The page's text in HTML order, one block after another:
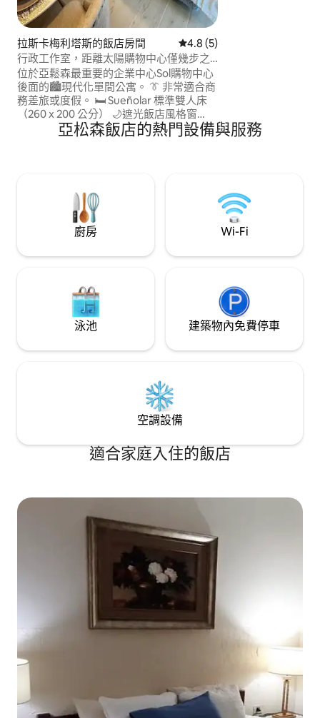
拉斯卡梅利塔斯的飯店房間 從 5 則評價中獲得 4.8 的平均
4.8 (5)
行政工作室，距離太陽購物中心僅幾步之
遙
位於亞鬆森最重要的企業中心Sol購物中心
後面的🏙️現代化單間公寓。 👔 非常適合商
務差旅或度假。 🛏️ Sueñolar 標準雙人床
（260 x 200 公分） 🌙遮光飯店風格窗
簾，白天光線無法透過，非常適合在夜間
工作和白天休息的人。 👩‍💻可免費使用大
亞松森飯店的熱門設備與服務
廚房 Wi-Fi
泳池 建築物內免費停車
空調設備
適合家庭入住的飯店